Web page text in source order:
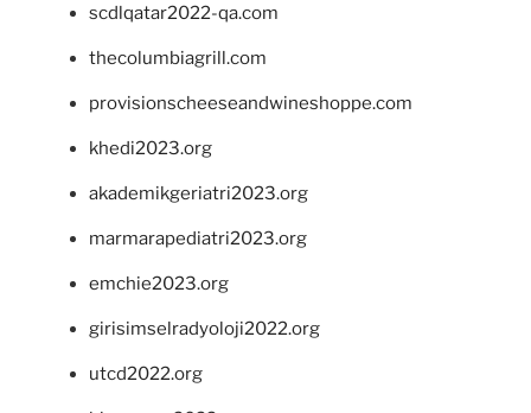
scdlqatar2022-qa.com
thecolumbiagrill.com
provisionscheeseandwineshoppe.com
khedi2023.org
akademikgeriatri2023.org
marmarapediatri2023.org
emchie2023.org
girisimselradyoloji2022.org
utcd2022.org